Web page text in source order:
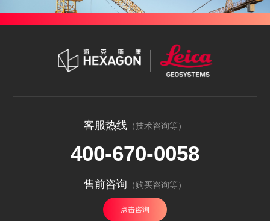
客服热线 （技术咨询等）
400-670-0058
售前咨询 （购买咨询等）
点击咨询